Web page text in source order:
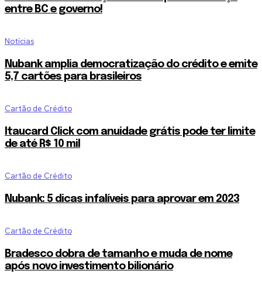
entre BC e governo!
Notícias
Nubank amplia democratização do crédito e emite
5,7 cartões para brasileiros
Cartão de Crédito
Itaucard Click com anuidade grátis pode ter limite
de até R$ 10 mil
Cartão de Crédito
Nubank: 5 dicas infalíveis para aprovar em 2023
Cartão de Crédito
Bradesco dobra de tamanho e muda de nome
após novo investimento bilionário